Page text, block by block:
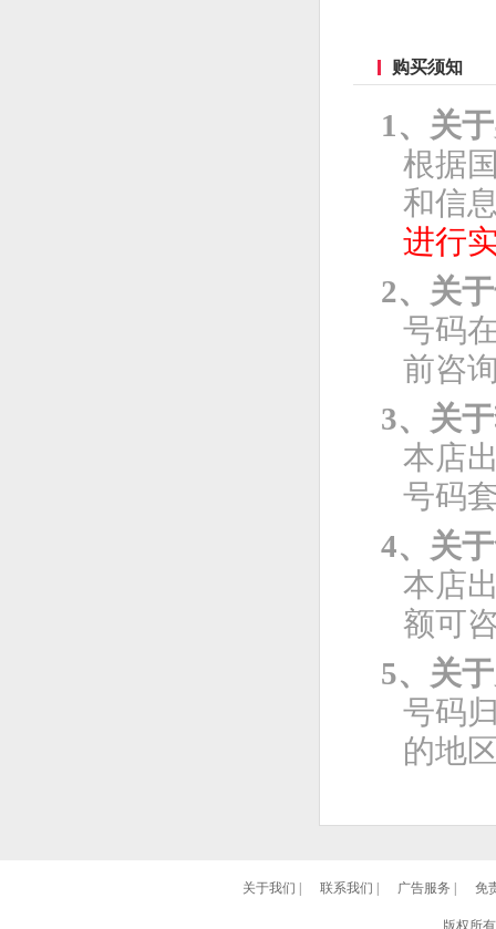
购买须知
1、关
根据
和信
进行
2、关
号码
前咨
3、关
本店
号码
4、关
本店
额可
5、关
号码
的地
关于我们 联系我们 广告服务 免
版权所